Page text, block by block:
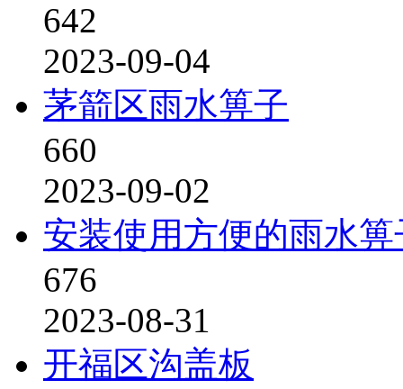
642
2023-09-04
茅箭区雨水箅子
660
2023-09-02
安装使用方便的雨水箅
676
2023-08-31
开福区沟盖板